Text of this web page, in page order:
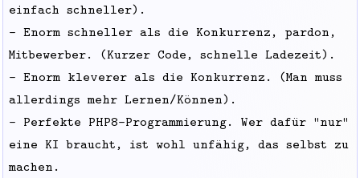
einfach schneller).
- Enorm schneller als die Konkurrenz, pardon,
Mitbewerber. (Kurzer Code, schnelle Ladezeit).
- Enorm kleverer als die Konkurrenz. (Man muss
allerdings mehr Lernen/Können).
- Perfekte PHP8-Programmierung. Wer dafür "nur"
eine KI braucht, ist wohl unfähig, das selbst zu
machen.